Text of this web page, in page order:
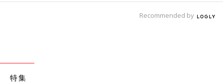
Recommended by
特集